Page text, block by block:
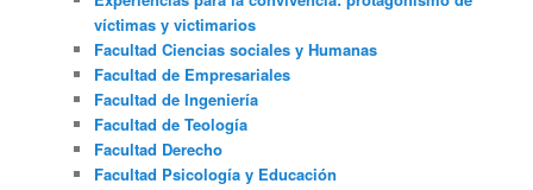
víctimas y victimarios
Facultad Ciencias sociales y Humanas
Facultad de Empresariales
Facultad de Ingeniería
Facultad de Teología
Facultad Derecho
Facultad Psicología y Educación